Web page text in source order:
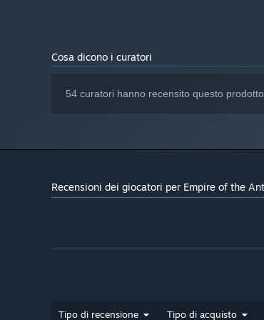
Abilità speciali per ottenere la vittoria
sul campo di battaglia, ottieni nuovi
Cosa dicono i curatori
54 curatori hanno recensito questo
Recensioni dei giocatori per Empire of the
Tipo di recensione Tipo di acquisto